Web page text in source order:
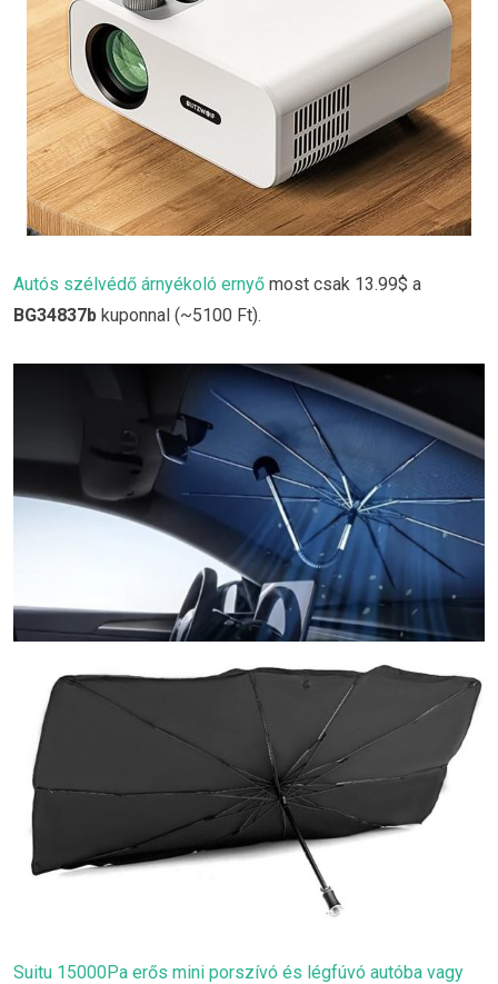
Autós szélvédő árnyékoló ernyő most csak 13.99$ a
BG34837b kuponnal (~5100 Ft).
Suitu 15000Pa erős mini porszívó és légfúvó autóba vagy